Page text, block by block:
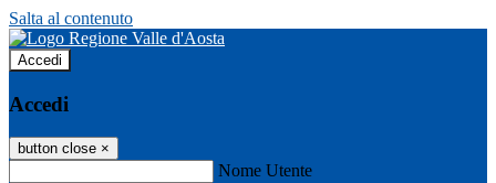
Salta al contenuto
Accedi
Accedi
button close ×
Nome Utente